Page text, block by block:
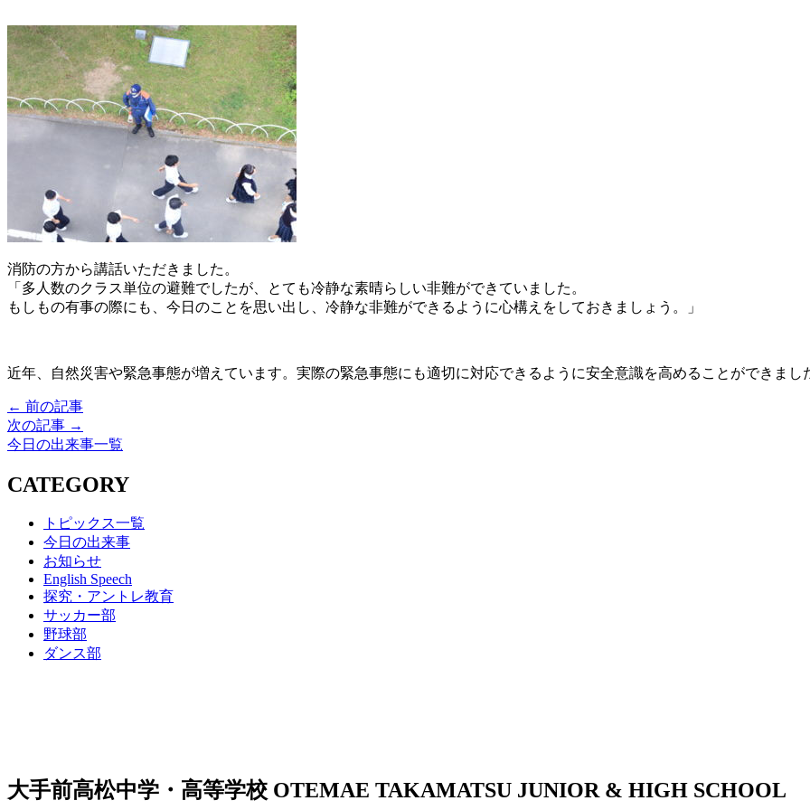
消防の方から講話いただきました。
「多人数のクラス単位の避難でしたが、とても冷静な素晴らしい非難ができていました。
もしもの有事の際にも、今日のことを思い出し、冷静な非難ができるように心構えをしておきましょう。」
近年、自然災害や緊急事態が増えています。実際の緊急事態にも適切に対応できるように安全意識を高めることができまし
← 前の記事
次の記事 →
今日の出来事一覧
CATEGORY
トピックス一覧
今日の出来事
お知らせ
English Speech
探究・アントレ教育
サッカー部
野球部
ダンス部
大手前高松中学・高等学校 OTEMAE TAKAMATSU JUNIOR & HIGH SCHOOL